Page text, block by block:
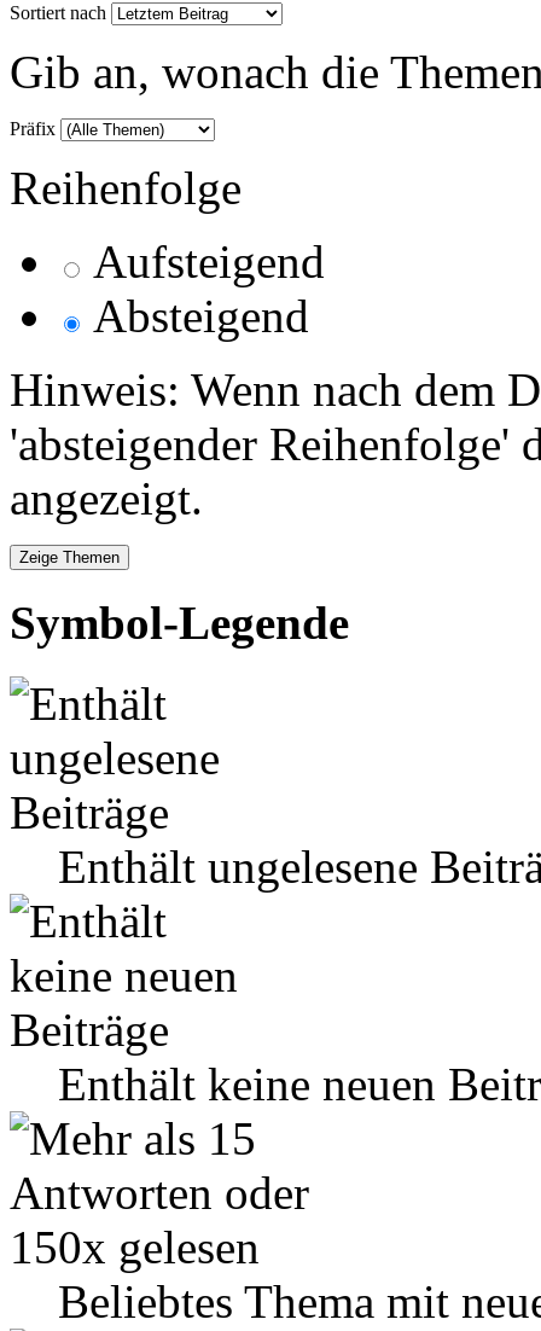
Sortiert nach
Gib an, wonach die
Präfix
Reihenfolge
Aufsteigend
Absteigend
Hinweis: Wenn nach dem
'absteigender Reihenfolge'
angezeigt.
Symbol-Legende
Enthält ungelesene
Enthält keine neuen
Beliebtes Thema mit